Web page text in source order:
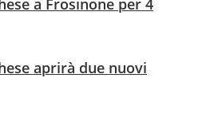
a Frosinone per 4
aprirà due nuovi